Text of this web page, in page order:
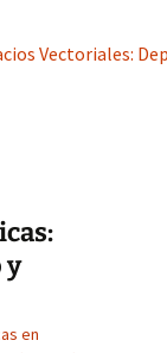
Vectoriales:
y
en